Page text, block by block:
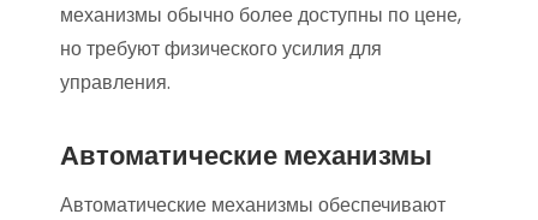
механизмы обычно более доступны по цене,
но требуют физического усилия для
управления.
Автоматические механизмы
Автоматические механизмы обеспечивают